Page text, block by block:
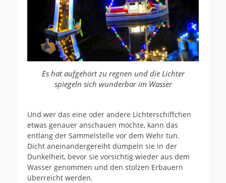
Es hat aufgehört zu regnen und die Lichter
spiegeln sich wunderbar im Wasser
Und wer das eine oder andere Lichterschiffchen
etwas genauer anschauen möchte, kann das
entlang der Sammelstelle vor dem Wehr tun.
Dicht aneinandergereiht dümpeln sie in der
Dunkelheit, bevor sie vorsichtig wieder aus dem
Wasser genommen und den stolzen Erbauern
überreicht werden.